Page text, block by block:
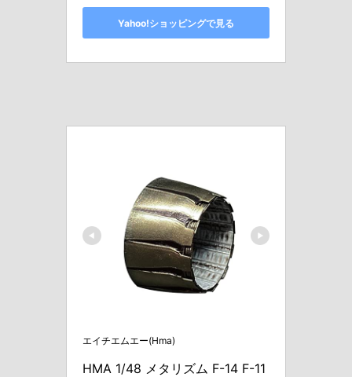
Yahoo!ショッピングで見る
エイチエムエー(Hma)
HMA 1/48 メタリズム F-14 F-11